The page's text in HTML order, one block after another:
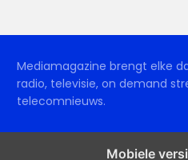
Mediamagazine brengt elke
radio, televisie, on demand
telecomnieuws.
Mobiele